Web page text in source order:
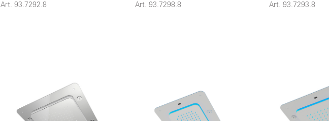
Art. 93.7292.8 Art. 93.7298.8 Art. 93.7293.8